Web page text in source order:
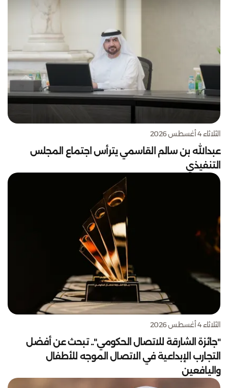
الثلاثاء 4 أغسطس 2026
عبدالله بن سالم القاسمي يترأس اجتماع المجلس
التنفيذي
الثلاثاء 4 أغسطس 2026
"جائزة الشارقة للاتصال الحكومي".. تبحث عن أفضل
التجارب الإبداعية في الاتصال الموجه للأطفال
واليافعين